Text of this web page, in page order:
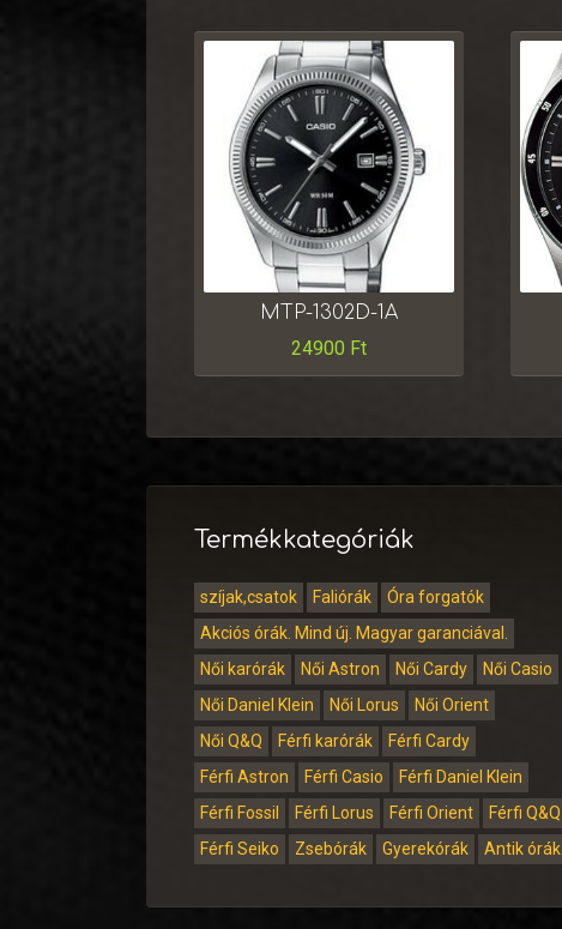
MTP-1302D-1A
24900 Ft
Termékkategóriák
szíjak,csatok Faliórák
Óra forgatók
Akciós órák. Mind új. Magyar garanciával.
Női karórák
Női Astron Női Cardy
Női Casio
Női Daniel Klein
Női Lorus
Női Orient
Női Q&Q
Férfi karórák
Férfi Cardy
Férfi Astron
Férfi Casio
Férfi Daniel Klein
Férfi Fossil
Férfi Lorus Férfi Orient
Férfi Q&Q
Férfi Seiko
Zsebórák Gyerekórák Antik órák